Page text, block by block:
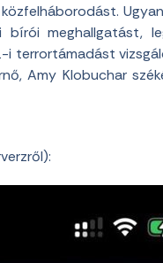
meghallgatást,
terrortámadást
Amy Klobuchar